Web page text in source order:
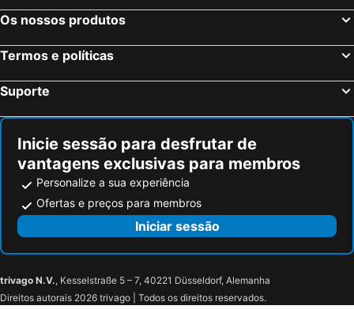
Os nossos produtos
Termos e políticas
Suporte
Inicie sessão para desfrutar de
vantagens exclusivas para membros
Personalize a sua experiência
Ofertas e preços para membros
Iniciar sessão
trivago N.V., Kesselstraße 5 – 7, 40221 Düsseldorf, Alemanha
Direitos autorais 2026 trivago | Todos os direitos reservados.